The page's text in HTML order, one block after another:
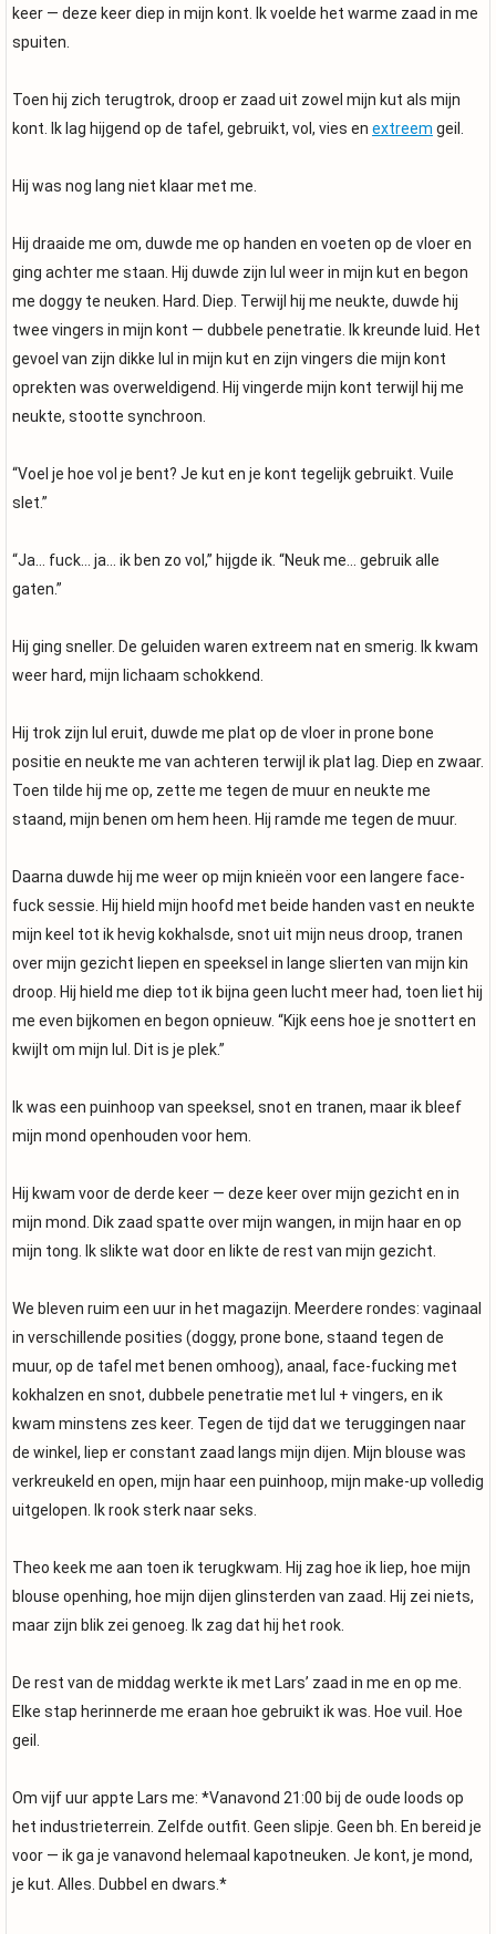
keer — deze keer diep in mijn kont. Ik voelde het warme zaad in me
spuiten.
Toen hij zich terugtrok, droop er zaad uit zowel mijn kut als mijn
kont. Ik lag hijgend op de tafel, gebruikt, vol, vies en extreem geil.
Hij was nog lang niet klaar met me.
Hij draaide me om, duwde me op handen en voeten op de vloer en
ging achter me staan. Hij duwde zijn lul weer in mijn kut en begon
me doggy te neuken. Hard. Diep. Terwijl hij me neukte, duwde hij
twee vingers in mijn kont — dubbele penetratie. Ik kreunde luid. Het
gevoel van zijn dikke lul in mijn kut en zijn vingers die mijn kont
oprekten was overweldigend. Hij vingerde mijn kont terwijl hij me
neukte, stootte synchroon.
“Voel je hoe vol je bent? Je kut en je kont tegelijk gebruikt. Vuile
slet.”
“Ja… fuck… ja… ik ben zo vol,” hijgde ik. “Neuk me… gebruik alle
gaten.”
Hij ging sneller. De geluiden waren extreem nat en smerig. Ik kwam
weer hard, mijn lichaam schokkend.
Hij trok zijn lul eruit, duwde me plat op de vloer in prone bone
positie en neukte me van achteren terwijl ik plat lag. Diep en zwaar.
Toen tilde hij me op, zette me tegen de muur en neukte me
staand, mijn benen om hem heen. Hij ramde me tegen de muur.
Daarna duwde hij me weer op mijn knieën voor een langere face-
fuck sessie. Hij hield mijn hoofd met beide handen vast en neukte
mijn keel tot ik hevig kokhalsde, snot uit mijn neus droop, tranen
over mijn gezicht liepen en speeksel in lange slierten van mijn kin
droop. Hij hield me diep tot ik bijna geen lucht meer had, toen liet hij
me even bijkomen en begon opnieuw. “Kijk eens hoe je snottert en
kwijlt om mijn lul. Dit is je plek.”
Ik was een puinhoop van speeksel, snot en tranen, maar ik bleef
mijn mond openhouden voor hem.
Hij kwam voor de derde keer — deze keer over mijn gezicht en in
mijn mond. Dik zaad spatte over mijn wangen, in mijn haar en op
mijn tong. Ik slikte wat door en likte de rest van mijn gezicht.
We bleven ruim een uur in het magazijn. Meerdere rondes: vaginaal
in verschillende posities (doggy, prone bone, staand tegen de
muur, op de tafel met benen omhoog), anaal, face-fucking met
kokhalzen en snot, dubbele penetratie met lul + vingers, en ik
kwam minstens zes keer. Tegen de tijd dat we teruggingen naar
de winkel, liep er constant zaad langs mijn dijen. Mijn blouse was
verkreukeld en open, mijn haar een puinhoop, mijn make-up volledig
uitgelopen. Ik rook sterk naar seks.
Theo keek me aan toen ik terugkwam. Hij zag hoe ik liep, hoe mijn
blouse openhing, hoe mijn dijen glinsterden van zaad. Hij zei niets,
maar zijn blik zei genoeg. Ik zag dat hij het rook.
De rest van de middag werkte ik met Lars’ zaad in me en op me.
Elke stap herinnerde me eraan hoe gebruikt ik was. Hoe vuil. Hoe
geil.
Om vijf uur appte Lars me: *Vanavond 21:00 bij de oude loods op
het industrieterrein. Zelfde outfit. Geen slipje. Geen bh. En bereid je
voor — ik ga je vanavond helemaal kapotneuken. Je kont, je mond,
je kut. Alles. Dubbel en dwars.*